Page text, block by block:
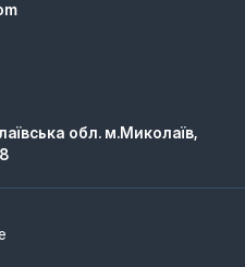
обл. м.Миколаїв,